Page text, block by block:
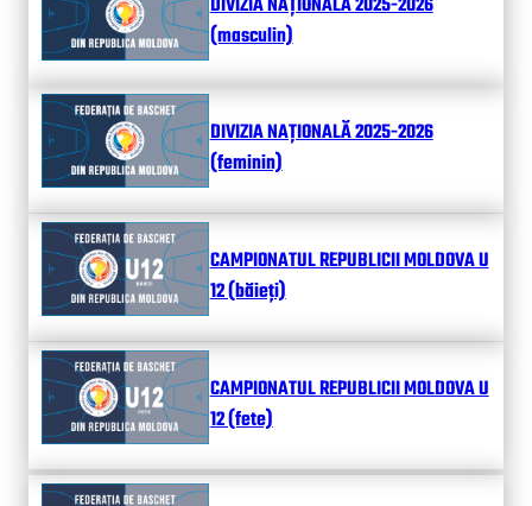
DIVIZIA NAȚIONALĂ 2025-2026
(masculin)
DIVIZIA NAȚIONALĂ 2025-2026
(feminin)
CAMPIONATUL REPUBLICII MOLDOVA U
12 (băieți)
CAMPIONATUL REPUBLICII MOLDOVA U
12 (fete)